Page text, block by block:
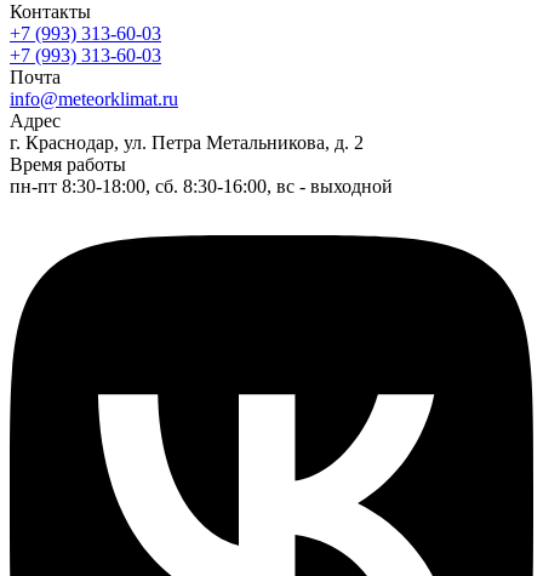
Контакты
+7 (993) 313-60-03
+7 (993) 313-60-03
Почта
info@meteorklimat.ru
Адрес
г. Краснодар, ул. Петра Метальникова, д. 2
Время работы
пн-пт 8:30-18:00, сб. 8:30-16:00, вс - выходной